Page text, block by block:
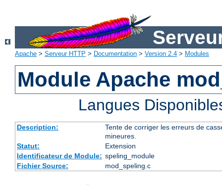
Apache > Serveur HTTP > Documentation > Version 2.4 > Modules
Module Apache
Langues
Description:
Tente de corriger les erreurs de
mineures.
Statut:
Extension
Identificateur de Module: speling_module
Fichier Source:
mod_speling.c